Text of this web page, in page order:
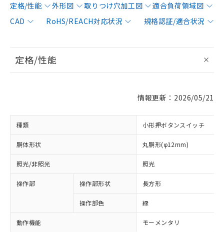
定格/性能 外形図 取りつけ穴加工図
適合負荷領域図
CAD
RoHS/REACH対応状況 規格認証/適合状況
定格/性能
情報更新：2026/05/21
種類 小形押ボタンスイッチ
胴体形状 丸胴形(φ12mm)
照光/非照光 照光
操作部 操作部形状 長方形
操作部色 緑
動作機能 モーメンタリ